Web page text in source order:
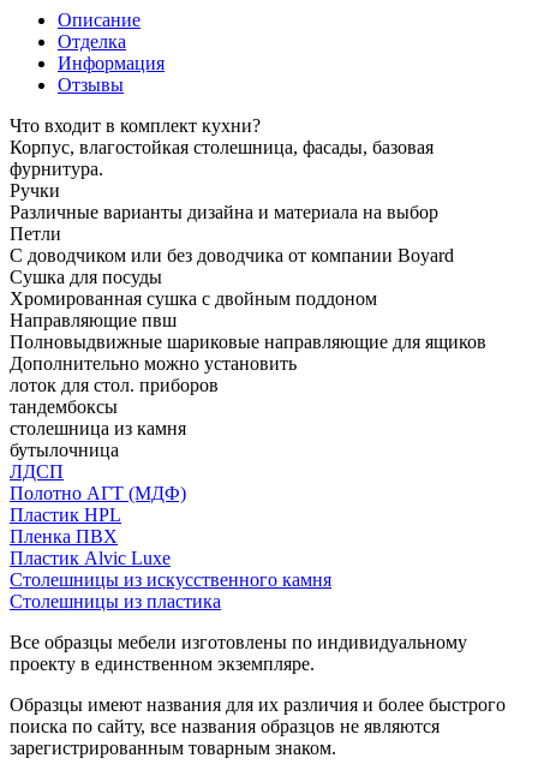
Описание
Отделка
Информация
Отзывы
Что входит в комплект кухни?
Корпус, влагостойкая столешница, фасады, базовая
фурнитура.
Ручки
Различные варианты дизайна и материала на выбор
Петли
С доводчиком или без доводчика от компании Boyard
Сушка для посуды
Хромированная сушка с двойным поддоном
Направляющие пвш
Полновыдвижные шариковые направляющие для ящиков
Дополнительно можно установить
лоток для стол. приборов
тандембоксы
столешница из камня
бутылочница
ЛДСП
Полотно АГТ (МДФ)
Пластик HPL
Пленка ПВХ
Пластик Alvic Luxe
Столешницы из искусственного камня
Столешницы из пластика
Все образцы мебели изготовлены по индивидуальному
проекту в единственном экземпляре.
Образцы имеют названия для их различия и более быстрого
поиска по сайту, все названия образцов не являются
зарегистрированным товарным знаком.